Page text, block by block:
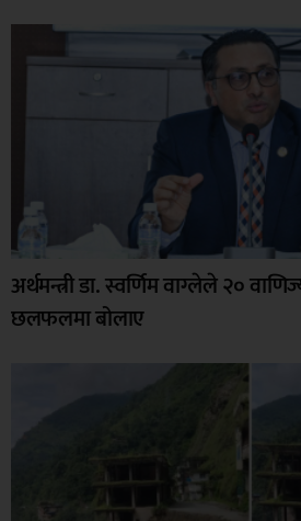
अर्थमन्त्री डा. स्वर्णिम वाग्लेले २०
छलफलमा बोलाए